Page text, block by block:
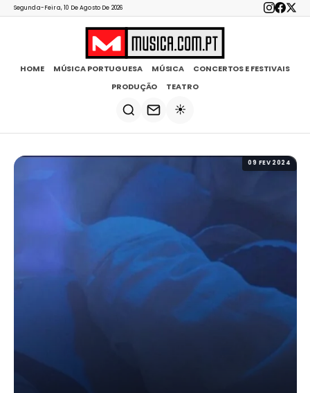
Segunda-Feira, 10 De Agosto De 2026
HOME MÚSICA PORTUGUESA MÚSICA
CONCERTOS E FESTIVAIS
PRODUÇÃO
TEATRO
☀️
09 FEV 2024